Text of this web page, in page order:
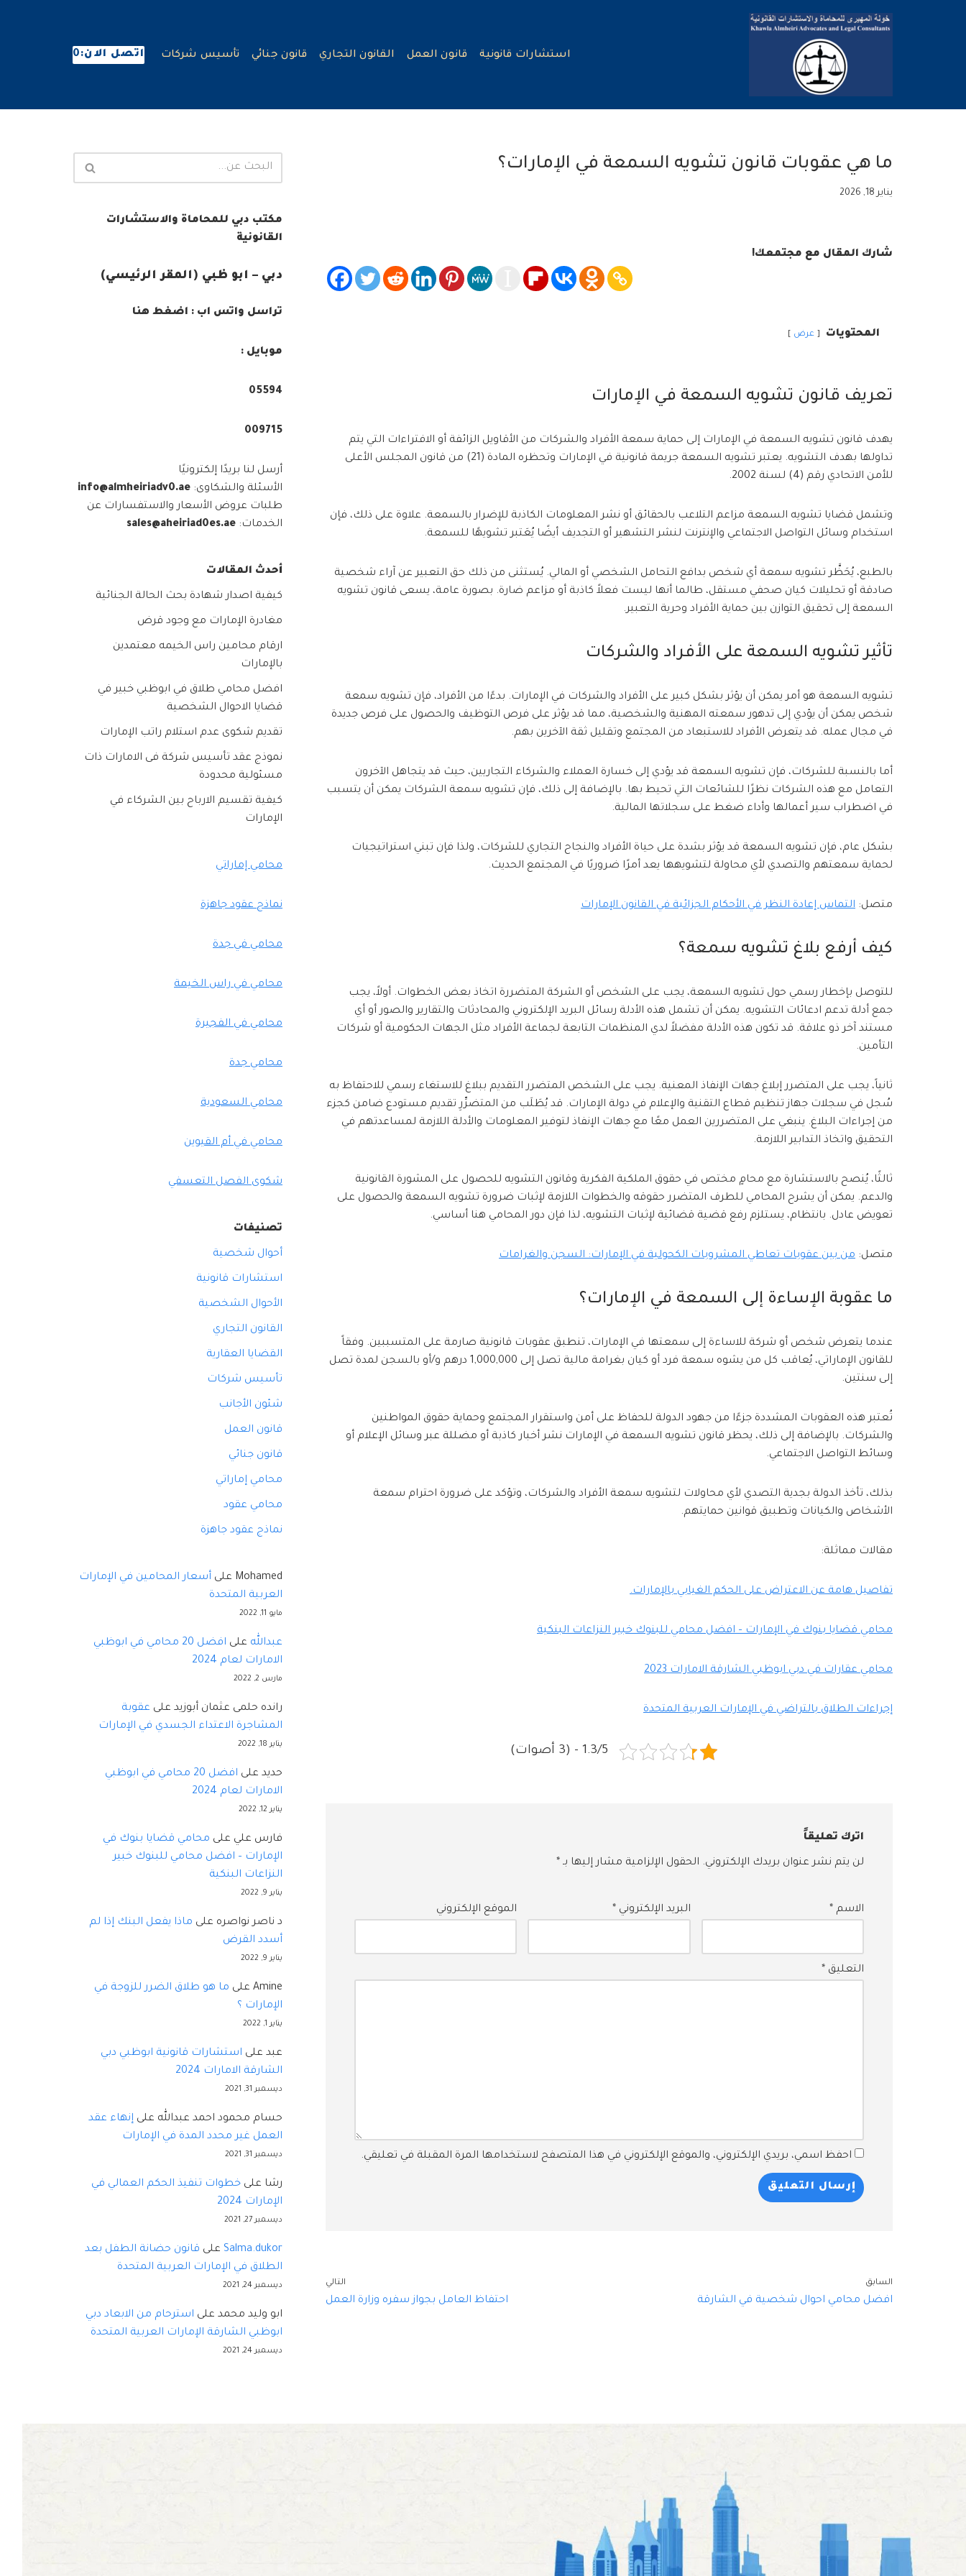
استشارات قانونية قانون العمل القانون التجاري قانون جنائي تأسيس شركات اتصل الان:0
ما هي عقوبات قانون تشويه السمعة في الإمارات؟
يناير 18, 2026
شارك المقال مع مجتمعك!
المحتويات عرض
تعريف قانون تشويه السمعة في الإمارات
يهدف قانون تشويه السمعة في الإمارات إلى حماية سمعة الأفراد والشركات من الأقاويل الزائفة أو الافتراءات التي يتم
تداولها بهدف التشويه. يعتبر تشويه السمعة جريمة قانونية في الإمارات وتحظره المادة (21) من قانون المجلس الأعلى
للأمن الاتحادي رقم (4) لسنة 2002.
وتشمل قضايا تشويه السمعة مزاعم التلاعب بالحقائق أو نشر المعلومات الكاذبة للإضرار بالسمعة. علاوة على ذلك، فإن
استخدام وسائل التواصل الاجتماعي والإنترنت لنشر التشهير أو التجديف أيضًا يُعَتبر تشويهًا للسمعة.
بالطبع، يُحَظَّر تشويه سمعة أي شخص بدافع التحامل الشخصي أو المالي. يُستثنى من ذلك حق التعبير عن آراء شخصية
صادقة أو تحليلات كيان صحفي مستقل، طالما أنها ليست فعلاً كاذبة أو مزاعم ضارة. بصورة عامة، يسعى قانون تشويه
السمعة إلى تحقيق التوازن بين حماية الأفراد وحرية التعبير.
تأثير تشويه السمعة على الأفراد والشركات
تشويه السمعة هو أمر يمكن أن يؤثر بشكل كبير على الأفراد والشركات في الإمارات. بدءًا من الأفراد، فإن تشويه سمعة
شخص يمكن أن يؤدي إلى تدهور سمعته المهنية والشخصية، مما قد يؤثر على فرص التوظيف والحصول على فرص جديدة
في مجال عمله. قد يتعرض الأفراد للاستبعاد من المجتمع وتقليل ثقة الآخرين بهم.
أما بالنسبة للشركات، فإن تشويه السمعة قد يؤدي إلى خسارة العملاء والشركاء التجاريين، حيث قد يتجاهل الآخرون
التعامل مع هذه الشركات نظرًا للشائعات التي تحيط بها. بالإضافة إلى ذلك، فإن تشويه سمعة الشركات يمكن أن يتسبب
في اضطراب سير أعمالها وأداء ضغط على سجلاتها المالية.
بشكل عام، فإن تشويه السمعة قد يؤثر بشدة على حياة الأفراد والنجاح التجاري للشركات، ولذا فإن تبني استراتيجيات
لحماية سمعتهم والتصدي لأي محاولة لتشويهها يعد أمرًا ضروريًا في المجتمع الحديث.
متصل: التماس إعادة النظر في الأحكام الجزائية في القانون الإمارات
كيف أرفع بلاغ تشويه سمعة؟
للتوصل بإخطار رسمي حول تشويه السمعة، يجب على الشخص أو الشركة المتضررة اتخاذ بعض الخطوات. أولاً، يجب
جمع أدلة تدعم ادعائات التشويه. يمكن أن تشمل هذه الأدلة رسائل البريد الإلكتروني والمحادثات والتقارير والصور أو أي
مستند آخر ذو علاقة. قد تكون هذه الأدلة مفضلاً لدي المنظمات التابعة لجماعة الأفراد مثل الجهات الحكومية أو شركات
التأمين.
ثانياً، يجب على المتضرر إبلاغ جهات الإنفاذ المعنية. يجب على الشخص المتضرر التقديم ببلاغ للاستغاء رسمي للاحتفاظ به
سُجل في سجلات جهاز تنظيم قطاع التقنية والإعلام في دولة الإمارات. قد يُطَلَب من المتضرِّرِ تقديم مستودع ضامن كجزء
من إجراءات البلاغ. ينبغي على المتضررين العمل معًا مع جهات الإنفاذ لتوفير المعلومات والأدلة اللازمة لمساعدتهم في
التحقيق واتخاذ التدابير اللازمة.
ثالثًا، يُنصح بالاستشارة مع محامٍ مختص في حقوق الملكية الفكرية وقانون التشويه للحصول على المشورة القانونية
والدعم. يمكن أن يشرح المحامي للطرف المتضرر حقوقه والخطوات اللازمة لإثبات ضرورة تشويه السمعة والحصول على
تعويض عادل. بانتظام، يستلزم رفع قضية قضائية لإثبات التشويه، لذا فإن دور المحامي هنا أساسي.
متصل: من بين عقوبات تعاطي المشروبات الكحولية في الإمارات: السجن والغرامات
ما عقوبة الإساءة إلى السمعة في الإمارات؟
عندما يتعرض شخص أو شركة للاساءة إلى سمعتها في الإمارات، تنطبق عقوبات قانونية صارمة على المتسببين. وفقاً
للقانون الإماراتي، يُعاقب كل من يشوه سمعة فرد أو كيان بغرامة مالية تصل إلى 1,000,000 درهم و/أو بالسجن لمدة تصل
إلى سنتين.
تُعتبر هذه العقوبات المشددة جزءًا من جهود الدولة للحفاظ على أمن واستقرار المجتمع وحماية حقوق المواطنين
والشركات. بالإضافة إلى ذلك، يحظر قانون تشويه السمعة في الإمارات نشر أخبار كاذبة أو مضللة عبر وسائل الإعلام أو
وسائط التواصل الاجتماعي.
بذلك، تأخذ الدولة بجدية التصدي لأي محاولات لتشويه سمعة الأفراد والشركات، وتؤكد على ضرورة احترام سمعة
الأشخاص والكيانات وتطبيق قوانين حمايتهم.
مقالات مماثلة:
تفاصيل هامة عن الاعتراض على الحكم الغيابي بالإمارات.
محامي قضايا بنوك في الإمارات – افضل محامي للبنوك خبير النزاعات البنكية
محامي عقارات في دبي ابوظبي الشارقة الامارات 2023
إجراءات الطلاق بالتراضي في الإمارات العربية المتحدة
1.3/5 - (3 أصوات)
اترك تعليقاً
لن يتم نشر عنوان بريدك الإلكتروني. الحقول الإلزامية مشار إليها بـ *
الاسم * البريد الإلكتروني * الموقع الإلكتروني
التعليق *
احفظ اسمي، بريدي الإلكتروني، والموقع الإلكتروني في هذا المتصفح لاستخدامها المرة المقبلة في تعليقي.
السابق
افضل محامي احوال شخصية في الشارقة
التالي
احتفاظ العامل بجواز سفره وزارة العمل
مكتب دبي للمحاماة والاستشارات
القانونية
دبي – ابو ظبي (المقر الرئيسي)
تراسل واتس اب : اضغط هنا
موبايل :
05594⁩
009715⁩
أرسل لنا بريدًا إلكترونيًا
الأسئلة والشكاوى: info@almheiriadv0.ae
طلبات عروض الأسعار والاستفسارات عن
الخدمات: sales@aheiriad0es.ae
أحدث المقالات
كيفية اصدار شهادة بحث الحالة الجنائية
مغادرة الإمارات مع وجود قرض
ارقام محامين راس الخيمه معتمدين
بالإمارات
افضل محامي طلاق في ابوظبي خبير في
قضايا الاحوال الشخصية
تقديم شكوى عدم استلام راتب الإمارات
نموذج عقد تأسيس شركة فى الامارات ذات
مسئولية محدودة
كيفية تقسيم الارباح بين الشركاء في
الإمارات
محامي إماراتي
نماذج عقود جاهزة
محامي في جدة
محامي في راس الخيمة
محامي في الفجيرة
محامي جدة
محامي السعودية
محامي في أم القيوين
شكوى الفصل التعسفي
تصنيفات
أحوال شخصية
استشارات قانونية
الأحوال الشخصية
القانون التجاري
القضايا العقارية
تأسيس شركات
شئون الأجانب
قانون العمل
قانون جنائي
محامي إماراتي
محامي عقود
نماذج عقود جاهزة
Mohamed على أسعار المحامين في الإمارات
العربية المتحدة
مايو 11, 2022
عبدالله على
افضل 20 محامي في ابوظبي
الامارات لعام 2024
مارس 2, 2022
رانده حلمى عثمان أبوزيد على عقوبة
المشاجرة الاعتداء الجسدي في الإمارات
يناير 18, 2022
حديد على
افضل 20 محامي في ابوظبي
الامارات لعام 2024
يناير 12, 2022
فارس علي على محامي قضايا بنوك في
الإمارات – افضل محامي للبنوك خبير
النزاعات البنكية
يناير 9, 2022
د ناصر نواصره على ماذا يفعل البنك إذا لم
أسدد القرض
يناير 9, 2022
Amine على ما هو طلاق الضرر للزوجة في
الإمارات ؟
يناير 1, 2022
عبد على استشارات قانونية ابوظبي دبي
الشارقة الامارات 2024
ديسمبر 31, 2021
حسام محمود احمد عبدالله على إنهاء عقد
العمل غير محدد المدة في الإمارات
ديسمبر 31, 2021
رشا على خطوات تنفيذ الحكم العمالي في
الإمارات 2024
ديسمبر 27, 2021
Salma.dukor على قانون حضانة الطفل بعد
الطلاق في الإمارات العربية المتحدة
ديسمبر 24, 2021
ابو وليد محمد على استرحام من الابعاد دبي
ابوظبي الشارقة الإمارات العربية المتحدة
ديسمبر 24, 2021